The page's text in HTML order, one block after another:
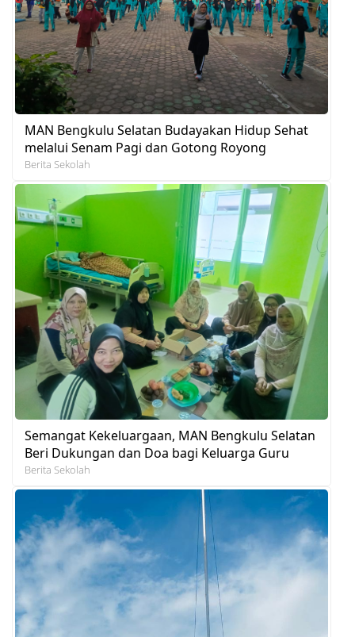
MAN Bengkulu Selatan Budayakan Hidup Sehat
melalui Senam Pagi dan Gotong Royong
Berita Sekolah
Semangat Kekeluargaan, MAN Bengkulu Selatan
Beri Dukungan dan Doa bagi Keluarga Guru
Berita Sekolah